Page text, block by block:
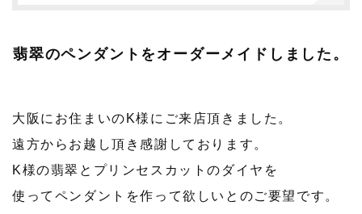
翡翠のペンダントをオーダーメイドしました。
大阪にお住まいのK様にご来店頂きました。
遠方からお越し頂き感謝しております。
K様の翡翠とプリンセスカットのダイヤを
使ってペンダントを作って欲しいとのご要望です。